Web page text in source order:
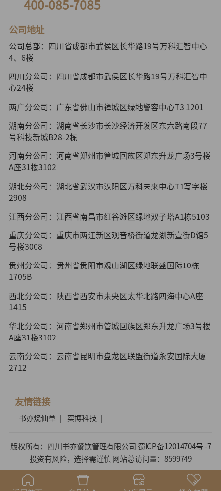
400-085-7085
公司地址
公司总部：四川省成都市武侯区长华路19号万科汇智中心
4、6楼
四川分公司：四川省成都市武侯区长华路19号万科汇智中
心24楼
两广分公司：广东省佛山市禅城区绿地警容中心T3 1201
湖南分公司：湖南省长沙市长沙经济开发区东六路南段77
号科技新城B28-2栋
河南分公司：河南省郑州市管城回族区郑东升龙广场3号楼
A座31楼3102
湖北分公司：湖北省武汉市汉阳区万科未来中心T1写字楼
2908
江西分公司：江西省南昌市红谷滩区绿地双子塔A1栋5103
重庆分公司：重庆市两江新区观音桥街道龙湖新壹街D馆5
号楼3008
贵州分公司：贵州省贵阳市观山湖区绿地联盛国际10栋
1705B
西北分公司：陕西省西安市未央区太华北路四海中心A座
1415
华北分公司：河南省郑州市管城回族区郑东升龙广场3号楼
A座31楼3102
云南分公司：云南省昆明市盘龙区联盟街道永安国际大厦
2712
友情链接
书亦烧仙草 奕博科技
版权所有：四川书亦餐饮管理有限公司 蜀ICP备12014704号 -7
投资有风险，选择需谨慎 网站总访问量：8599749